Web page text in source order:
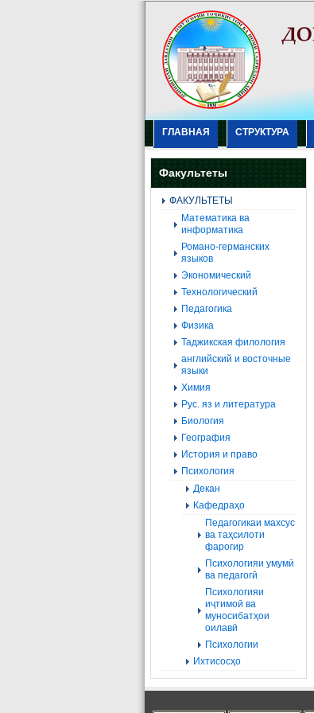
ГЛАВНАЯ СТРУКТУРА
Факультеты
ФАКУЛЬТЕТЫ
Mатематика ва
информатика
Романо-германских
языков
Экономический
Технологический
Педагогика
Физика
Таджикская филология
английский и восточные
языки
Химия
Рус. яз и литература
Биология
География
История и право
Психология
Декан
Кафедраҳо
Педагогикаи махсус
ва таҳсилоти
фарогир
Психологияи умумӣ
ва педагогӣ
Психологияи
иҷтимоӣ ва
муносибатҳои
оилавӣ
Психологии
Ихтисосҳо